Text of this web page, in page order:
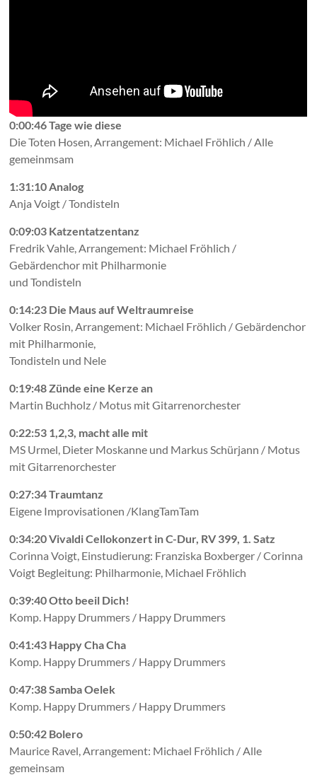
0:00:46 Tage wie diese
Die Toten Hosen, Arrangement: Michael Fröhlich / Alle
gemeinmsam
1:31:10 Analog
Anja Voigt / Tondisteln
0:09:03 Katzentatzentanz
Fredrik Vahle, Arrangement: Michael Fröhlich /
Gebärdenchor mit Philharmonie
und Tondisteln
0:14:23 Die Maus auf Weltraumreise
Volker Rosin, Arrangement: Michael Fröhlich / Gebärdenchor
mit Philharmonie,
Tondisteln und Nele
0:19:48 Zünde eine Kerze an
Martin Buchholz / Motus mit Gitarrenorchester
0:22:53 1,2,3, macht alle mit
MS Urmel, Dieter Moskanne und Markus Schürjann / Motus
mit Gitarrenorchester
0:27:34 Traumtanz
Eigene Improvisationen /KlangTamTam
0:34:20 Vivaldi Cellokonzert in C-Dur, RV 399, 1. Satz
Corinna Voigt, Einstudierung: Franziska Boxberger / Corinna
Voigt Begleitung: Philharmonie, Michael Fröhlich
0:39:40 Otto beeil Dich!
Komp. Happy Drummers / Happy Drummers
0:41:43 Happy Cha Cha
Komp. Happy Drummers / Happy Drummers
0:47:38 Samba Oelek
Komp. Happy Drummers / Happy Drummers
0:50:42 Bolero
Maurice Ravel, Arrangement: Michael Fröhlich / Alle
gemeinsam